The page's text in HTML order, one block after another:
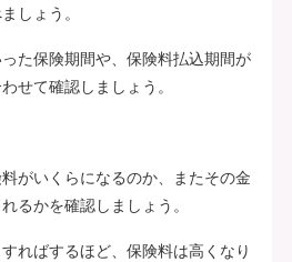
しょう。
た保険期間や、保険料払込期間が
せて確認しましょう。
がいくらになるのか、またその金
るかを確認しましょう。
ればするほど、保険料は高くなり